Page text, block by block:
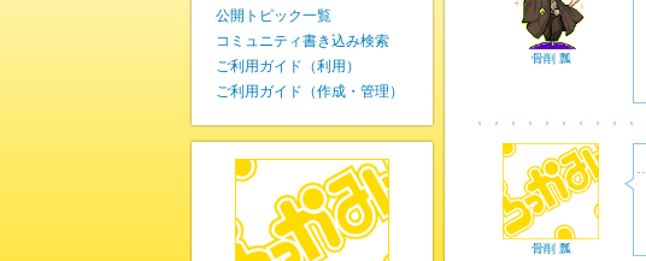
骨削 瓢
骨削 瓢
公開トピック一覧
コミュニティ書き込み検索
ご利用ガイド（利用）
ご利用ガイド（作成・管理）